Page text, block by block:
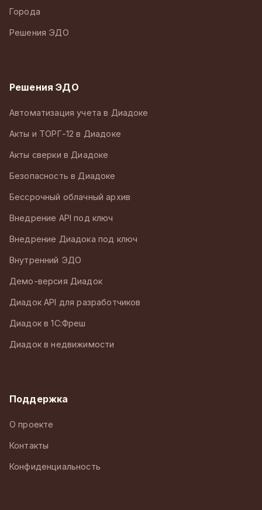
Города
Решения ЭДО
Решения ЭДО
Автоматизация учета в Диадоке
Акты и ТОРГ-12 в Диадоке
Акты сверки в Диадоке
Безопасность в Диадоке
Бессрочный облачный архив
Внедрение API под ключ
Внедрение Диадока под ключ
Внутренний ЭДО
Демо-версия Диадок
Диадок API для разработчиков
Диадок в 1С:Фреш
Диадок в недвижимости
Поддержка
О проекте
Контакты
Конфиденциальность